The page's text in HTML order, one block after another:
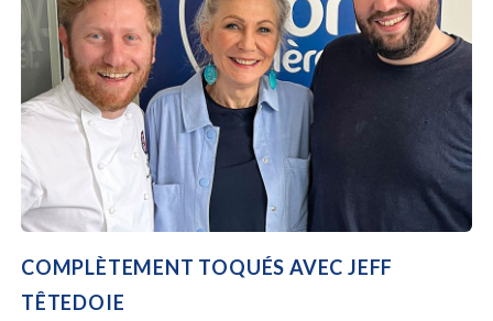
COMPLÈTEMENT TOQUÉS AVEC JEFF
TÊTEDOIE